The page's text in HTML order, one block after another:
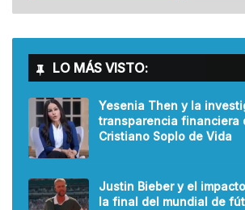
LO MÁS VISTO:
Yesenia Then y la
transparencia financiera
Cristiano Soplo de Vida
Justin Bieber y el
la final del mundial de